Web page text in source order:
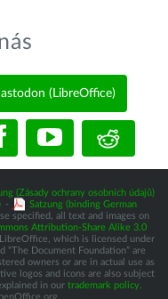
(LibreOffice)
(Zásady ochrany osobních údajů)
-
Satzung (binding German
specified, all text and images on
Attribution-Share Alike 3.0
which is licensed under
“The Document Foundation” are
owners or are in actual use as
logos and icons are also subject
in our trademark policy